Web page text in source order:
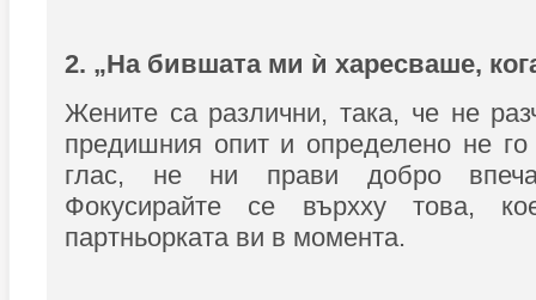
2. „На бившата ми ѝ харесваше,
Жените са различни, така, че не
предишния опит и определено не го
глас, не ни прави добро
Фокусирайте се върхху това,
партньорката ви в момента.